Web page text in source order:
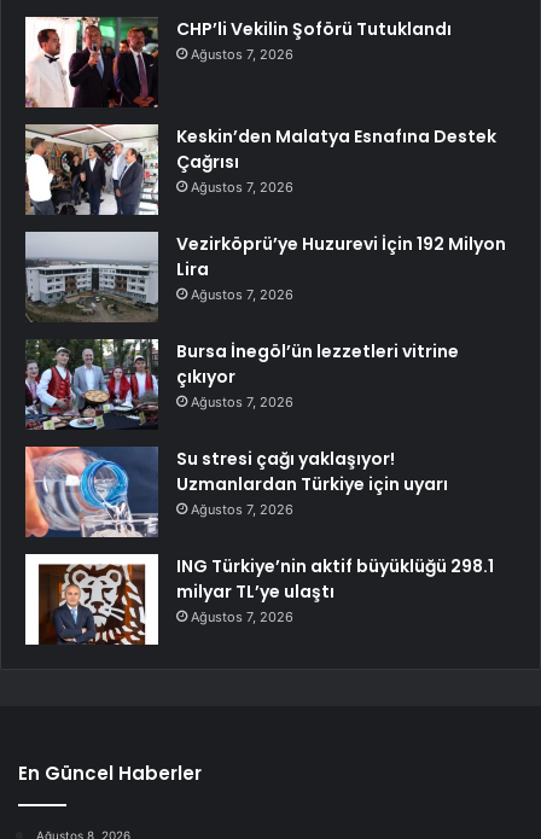
CHP’li Vekilin Şoförü Tutuklandı
Ağustos 7, 2026
Keskin’den Malatya Esnafına Destek
Çağrısı
Ağustos 7, 2026
Vezirköprü’ye Huzurevi İçin 192 Milyon
Lira
Ağustos 7, 2026
Bursa İnegöl’ün lezzetleri vitrine
çıkıyor
Ağustos 7, 2026
Su stresi çağı yaklaşıyor!
Uzmanlardan Türkiye için uyarı
Ağustos 7, 2026
ING Türkiye’nin aktif büyüklüğü 298.1
milyar TL’ye ulaştı
Ağustos 7, 2026
En Güncel Haberler
Ağustos 8, 2026